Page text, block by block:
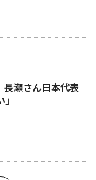
瀬さん日本代表